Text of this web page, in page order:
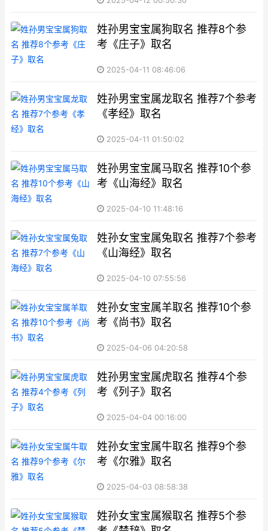
姓孙男宝宝属狗取名 推荐8个参
考《庄子》取名
2025-04-11 08:46:06
姓孙男宝宝属龙取名 推荐7个参考
《孝经》取名
2025-04-11 01:50:02
姓孙男宝宝属马取名 推荐10个参
考《山海经》取名
2025-04-10 11:48:16
姓孙女宝宝属兔取名 推荐7个参考
《山海经》取名
2025-04-10 07:55:56
姓孙女宝宝属羊取名 推荐10个参
考《尚书》取名
2025-04-06 04:20:58
姓孙男宝宝属虎取名 推荐4个参
考《列子》取名
2025-04-04 00:16:00
姓孙女宝宝属牛取名 推荐9个参
考《尔雅》取名
2025-04-03 08:58:38
姓孙女宝宝属猴取名 推荐5个参